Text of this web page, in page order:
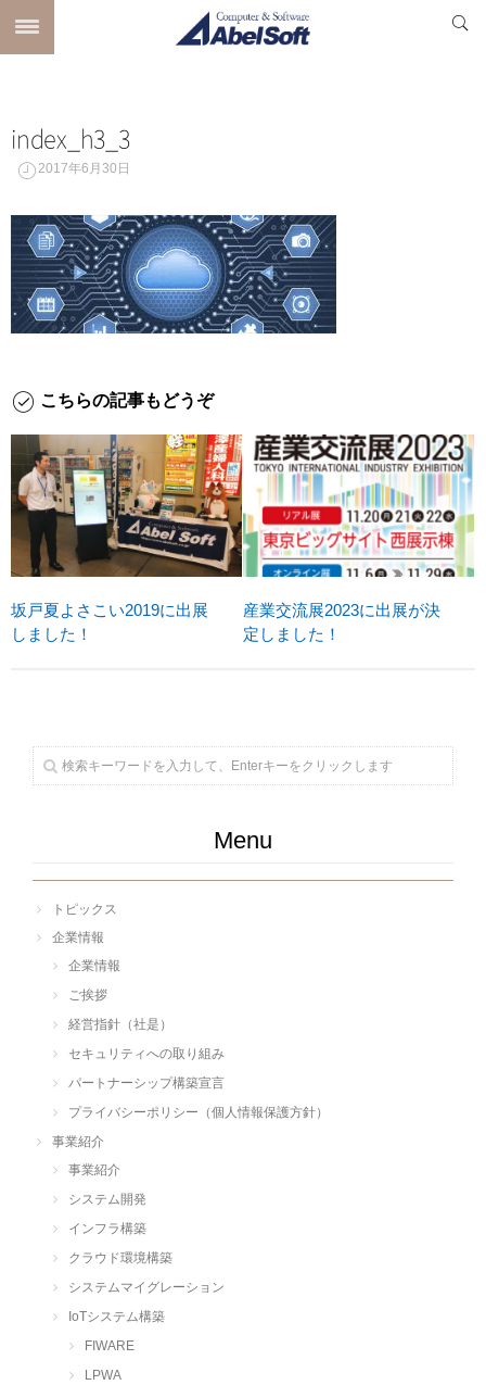
index_h3_3
2017年6月30日
こちらの記事もどうぞ
坂戸夏よさこい2019に出展
しました！
産業交流展2023に出展が決
定しました！
Menu
トピックス
企業情報
企業情報
ご挨拶
経営指針（社是）
セキュリティへの取り組み
パートナーシップ構築宣言
プライバシーポリシー（個人情報保護方針）
事業紹介
事業紹介
システム開発
インフラ構築
クラウド環境構築
システムマイグレーション
IoTシステム構築
FIWARE
LPWA